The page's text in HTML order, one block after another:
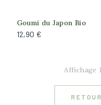
Goumi du Japon Bio
12,90 €
Affichage